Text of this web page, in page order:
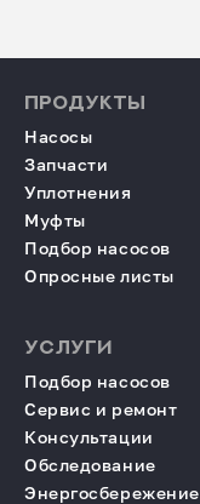
ПРОДУКТЫ
Насосы
Запчасти
Уплотнения
Муфты
Подбор насосов
Опросные листы
УСЛУГИ
Подбор насосов
Сервис и ремонт
Консультации
Обследование
Энергосбережение